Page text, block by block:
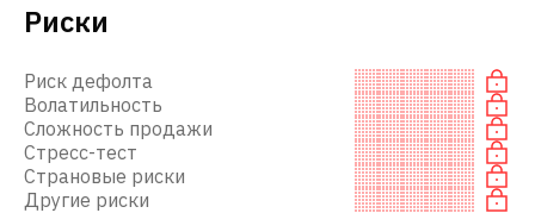
Риски
Риск дефолта
Волатильность
Сложность продажи
Стресс-тест
Страновые риски
Другие риски